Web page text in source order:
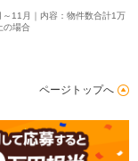
11月｜内容：物件数合計1万
の場合
ページトップへ